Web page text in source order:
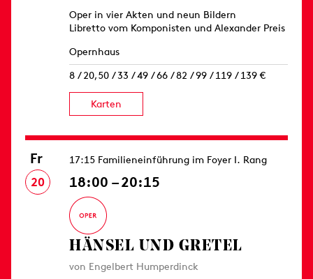
Oper in vier Akten und neun Bildern
Libretto vom Komponisten und Alexander Preis
Opernhaus
8 / 20,50 / 33 / 49 / 66 / 82 / 99 / 119 / 139 €
Karten
Fr
20
17:15 Familieneinführung im Foyer I. Rang
18:00 – 20:15
HÄNSEL UND GRETEL
von Engelbert Humperdinck